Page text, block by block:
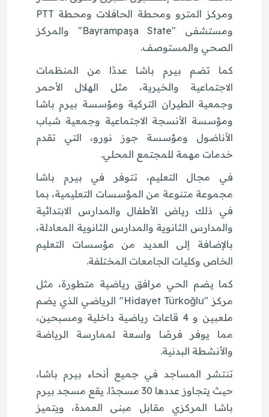
ومركز المترو ومحطة الحافلات ومحطة PTT
ومستشفى "Bayrampaşa State" والمركز
الصحي والمستوصف.
كما تضم بيرم باشا عددًا من المنظمات
الاجتماعية والخيرية، مثل الهلال الأحمر
وجمعية الطيران التركية ومؤسسة بيرم باشا
ومؤسسة الأنسجة الاجتماعية وجمعية شباب
الأناضول ومؤسسة جوز نورو، التي تقدم
خدمات مهمة للمجتمع المحلي.
في مجال التعليم، تتوفر في بيرم باشا
مجموعة متنوعة من المؤسسات التعليمية، بما
في ذلك رياض الأطفال والمدارس الابتدائية
والمدارس الثانوية والمدارس الثانوية المعادلة،
بالإضافة إلى العديد من مؤسسات التعليم
الخاص وكليات الجامعات المختلفة.
كما يضم الحي مرافق رياضية متطورة، مثل
مركز "Hidayet Türkoğlu" الرياضي الذي يضم
ملعبين و 4 قاعات رياضية داخلية ومسبحين،
مما يوفر فرصًا واسعة لممارسة الرياضة
والأنشطة البدنية.
تنتشر المساجد في جميع أنحاء بيرم باشا،
حيث يتجاوز عددها 30 مسجدًا. يقع مسجد بيرم
باشا المركزي مقابل مبنى العمدة، ويتميز